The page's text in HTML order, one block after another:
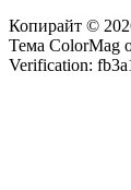
Копирайт ©
Тема ColorMag
Verification: